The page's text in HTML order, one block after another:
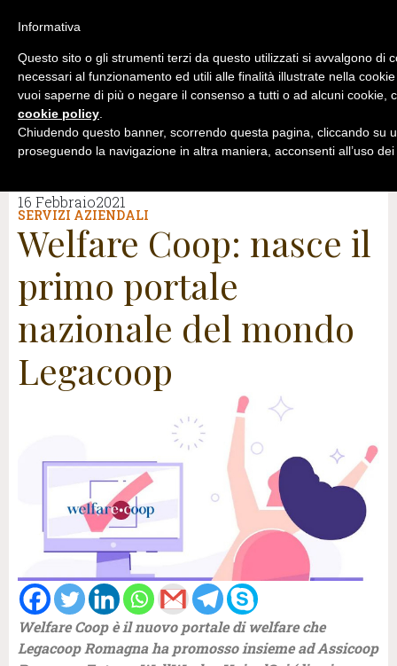
16 Febbraio2021
SERVIZI AZIENDALI
Welfare Coop: nasce il
primo portale
nazionale del mondo
Legacoop
Welfare Coop è il nuovo portale di welfare che
Legacoop Romagna ha promosso insieme ad Assicoop
Informativa
Questo sito o gli strumenti terzi da questo utilizzati si avvalgono di
necessari al funzionamento ed utili alle finalità illustrate nella
vuoi saperne di più o negare il consenso a tutti o ad alcuni cookie,
cookie policy.
Chiudendo questo banner, scorrendo questa pagina, cliccando su
proseguendo la navigazione in altra maniera, acconsenti all’uso